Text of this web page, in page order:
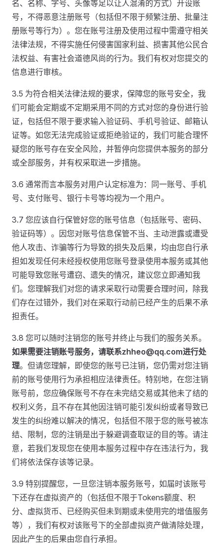
名、名称、字号、头像等足以让人混淆的方式）开设账
号，不得恶意注册账号（包括但不限于频繁注册、批量注
册账号等行为）。您在账号注册及使用过程中需遵守相关
法律法规，不得实施任何侵害国家利益、损害其他公民合
法权益、有害社会道德风尚的行为。我们有权对您提交的
信息进行审核。
3.5 为符合相关法律法规的要求，保障您的账号安全，我
们可能会定期或不定期采用不同的方式对您的身份进行验
证，包括但不限于要求输入验证码、手机号验证、邮箱认
证等。如您无法完成验证或拒绝验证的，我们可能合理怀
疑您的账号存在安全风险，并暂停向您提供本服务的部分
或全部服务，并有权采取进一步措施。
3.6 通常而言本服务对用户认定标准为：同一账号、手机
号、支付账号、银行卡号等均视为一个用户。
3.7 您应该自行保管好您的账号信息（包括账号、密码、
验证码等）。因您对账号信息保管不当、主动泄露或遭受
他人攻击、诈骗等行为导致的损失及后果，均由您自行承
担如发现任何未经授权使用您账号登录使用本服务或其他
可能导致您账号遭窃、遗失的情况，建议您立即通知我
们。您理解我们对您的请求采取行动需要合理时间，除我
们存在过错外，我们对在采取行动前已经产生的后果不承
担责任。
3.8 您可以随时注销您的账号并终止与我们的服务关系。
如果需要注销账号服务，请联系zhheo@qq.com进行处
理。但请您理解，即使您的账号已注销，您仍需对您注销
前的账号使用行为承担相应法律责任。特别地，在您注销
账号前，您应确保账号不存在未完结交易或其他未了结的
权利义务，且不存在其他因注销可能引发纠纷或者导致已
发生的纠纷难以解决的情况，包括但不限于您的账号被冻
结、限制，您的注销是出于躲避调查取证的目的等。请注
意，若我们发现您在使用本服务过程中存在违法行为，我
们将依法保存该等记录。
3.9 特别提醒您，一旦您注销本服务账号，如届时该账号
下还存在虚拟资产的（包括但不限于Tokens额度、积
分、虚拟货币、已经购买但未到期或未使用完的增值服务
等），我们有权对该账号下的全部虚拟资产做清除处理，
因此产生的后果由您自行承担。